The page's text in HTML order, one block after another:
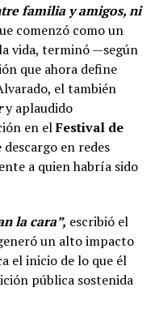
familia y amigos, ni
comenzó como un
vida, terminó —según
que ahora define
el también
y aplaudido
en elFestival de
en redes
a quien habría sido
la cara”, escribió el
un alto impacto
el inicio de lo que él
pública sostenida